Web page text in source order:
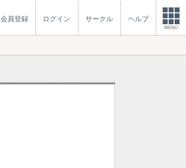
会員登録 ログイン サークル ヘルプ
MENU